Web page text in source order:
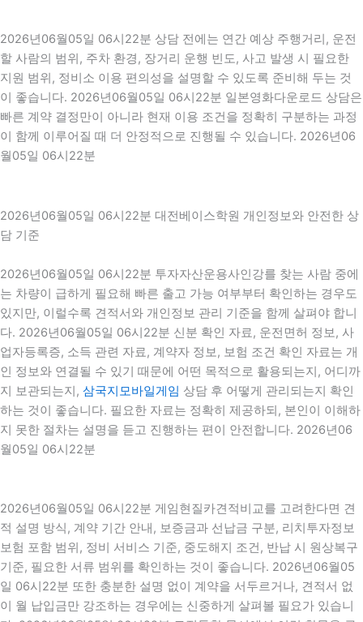
2026년06월05일 06시22분 상담 전에는 연간 예상 주행거리, 운전
할 사람의 범위, 주차 환경, 장거리 운행 빈도, 사고 발생 시 필요한
지원 범위, 정비소 이용 편의성을 설명할 수 있도록 준비해 두는 것
이 좋습니다. 2026년06월05일 06시22분 일본영화다운로드 상담은
빠른 계약 결정만이 아니라 현재 이용 조건을 정확히 구분하는 과정
이 함께 이루어질 때 더 안정적으로 진행될 수 있습니다. 2026년06
월05일 06시22분
2026년06월05일 06시22분 대전베이스학원 개인정보와 안전한 상
담 기준
2026년06월05일 06시22분 투자자산운용사인강를 찾는 사람 중에
는 차량이 급하게 필요해 빠른 출고 가능 여부부터 확인하는 경우도
있지만, 이럴수록 견적서와 개인정보 관리 기준을 함께 살펴야 합니
다. 2026년06월05일 06시22분 신분 확인 자료, 운전면허 정보, 사
업자등록증, 소득 관련 자료, 계약자 정보, 보험 조건 확인 자료는 개
인 정보와 연결될 수 있기 때문에 어떤 목적으로 활용되는지, 어디까
지 보관되는지, 삼국지모바일게임 상담 후 어떻게 관리되는지 확인
하는 것이 좋습니다. 필요한 자료는 정확히 제공하되, 본인이 이해하
지 못한 절차는 설명을 듣고 진행하는 편이 안전합니다. 2026년06
월05일 06시22분
2026년06월05일 06시22분 게임현질카견적비교를 고려한다면 견
적 설명 방식, 계약 기간 안내, 보증금과 선납금 구분, 리치투자정보
보험 포함 범위, 정비 서비스 기준, 중도해지 조건, 반납 시 원상복구
기준, 필요한 서류 범위를 확인하는 것이 좋습니다. 2026년06월05
일 06시22분 또한 충분한 설명 없이 계약을 서두르거나, 견적서 없
이 월 납입금만 강조하는 경우에는 신중하게 살펴볼 필요가 있습니